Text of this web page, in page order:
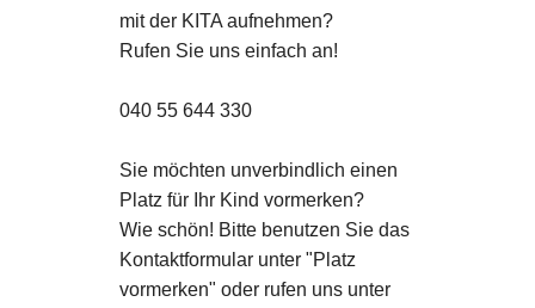
mit der KITA aufnehmen?
Rufen Sie uns einfach an!
040 55 644 330
Sie möchten unverbindlich einen
Platz für Ihr Kind vormerken?
Wie schön! Bitte benutzen Sie das
Kontaktformular unter "Platz
vormerken" oder rufen uns unter